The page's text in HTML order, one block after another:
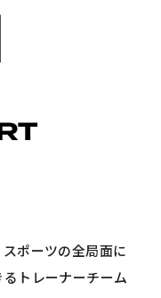
ポーツの全局面に
トレーナーチーム